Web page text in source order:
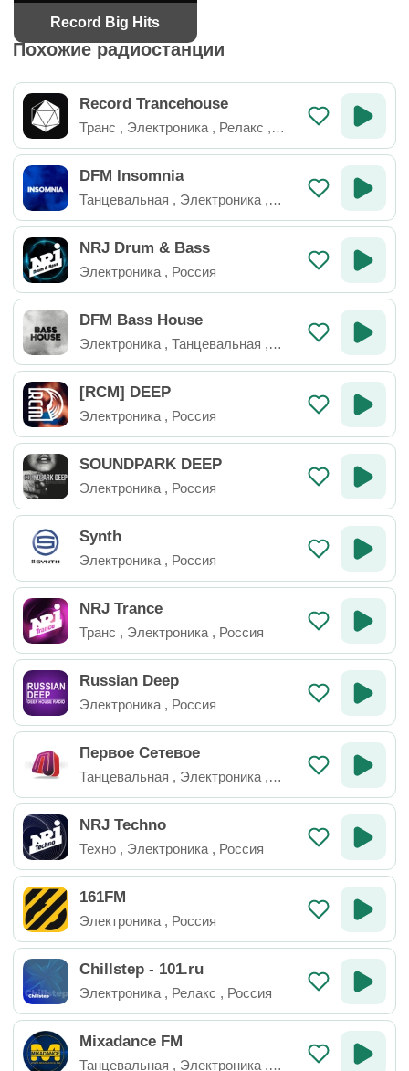
Record Big Hits
Похожие радиостанции
Record Trancehouse
Транс , Электроника , Релакс ,
Россия
DFM Insomnia
Танцевальная , Электроника ,
Россия
NRJ Drum & Bass
Электроника , Россия
DFM Bass House
Электроника , Танцевальная ,
Россия
[RCM] DEEP
Электроника , Россия
SOUNDPARK DEEP
Электроника , Россия
Synth
Электроника , Россия
NRJ Trance
Транс , Электроника , Россия
Russian Deep
Электроника , Россия
Первое Сетевое
Танцевальная , Электроника ,
Россия
NRJ Techno
Техно , Электроника , Россия
161FM
Электроника , Россия
Chillstep - 101.ru
Электроника , Релакс , Россия
Mixadance FM
Танцевальная , Электроника ,